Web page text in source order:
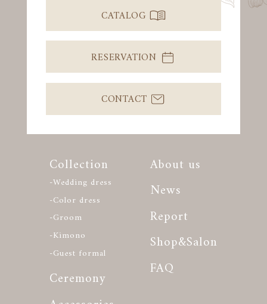
CATALOG
RESERVATION
CONTACT
Collection
-Wedding dress
-Color dress
-Groom
-Kimono
-Guest formal
Ceremony
About us
News
Report
Shop&Salon
FAQ